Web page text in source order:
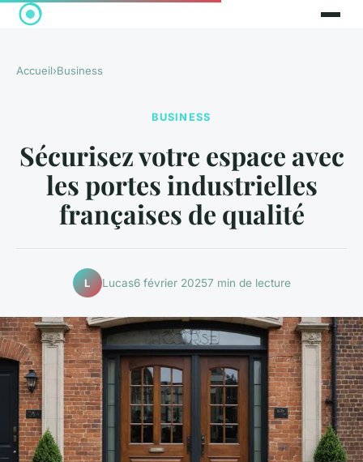
Accueil›Business
BUSINESS
Sécurisez votre espace avec
les portes industrielles
françaises de qualité
L Lucas6 février 20257 min de lecture